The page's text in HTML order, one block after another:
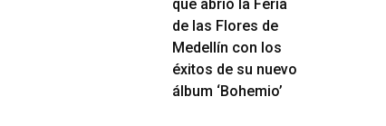
que abrió la Feria
de las Flores de
Medellín con los
éxitos de su nuevo
álbum ‘Bohemio’